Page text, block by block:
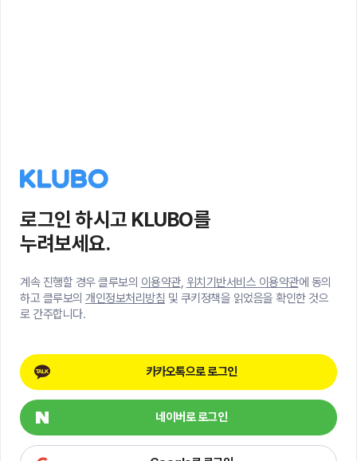
로그인 하시고 KLUBO를
누려보세요.
계속 진행할 경우 클루보의 이용약관, 위치기반서비스 이용약관에 동의
하고 클루보의 개인정보처리방침 및 쿠키정책을 읽었음을 확인한 것으
로 간주합니다.
카카오톡으로 로그인
네이버로 로그인